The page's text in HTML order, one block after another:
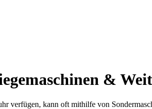
&
verfügen, kann oft mithilfe von